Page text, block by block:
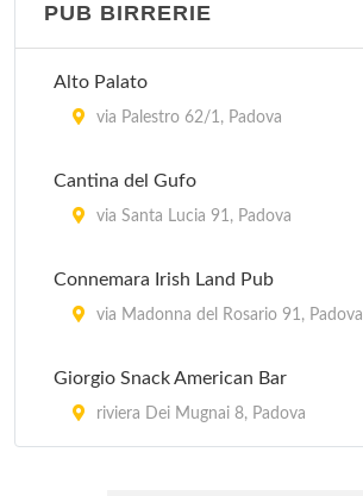
Al Gatto Rosso
Al Santo
Al Saraceno
Al Tamiso
359, Borgoricco
PUB BIRRERIE
Alto Palato
via Palestro 62/1, Padova
Cantina del Gufo
via Santa Lucia 91, Padova
Connemara Irish Land Pub
via Madonna del Rosario 91, Padova
Giorgio Snack American Bar
riviera Dei Mugnai 8, Padova